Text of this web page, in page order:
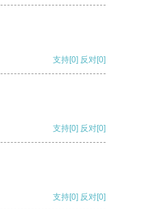
支持[0] 反对[0]
支持[0] 反对[0]
支持[0] 反对[0]